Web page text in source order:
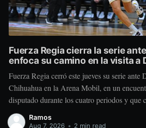
Fuerza Regia cierra la serie
enfoca su camino en la visita a
Fuerza Regia cerró este jueves su serie ante
Chihuahua en la Arena Mobil, en un
disputado durante los cuatro periodos y que
marcador de 86-92 a favor del conjunto
regiomontano se mantuvo cerca desde el
Ramos
Aug 7, 2026 • 2 min read